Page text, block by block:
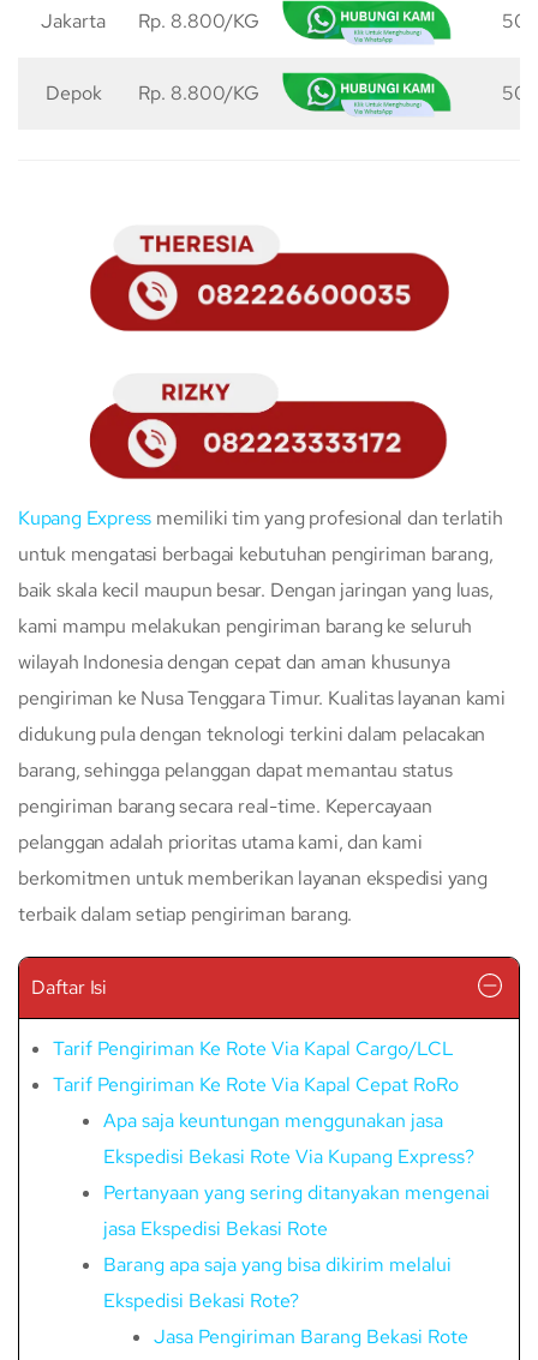
Jakarta Rp. 8.800/KG 50
Depok Rp. 8.800/KG 50
Kupang Express memiliki tim yang profesional dan terlatih
untuk mengatasi berbagai kebutuhan pengiriman barang,
baik skala kecil maupun besar. Dengan jaringan yang luas,
kami mampu melakukan pengiriman barang ke seluruh
wilayah Indonesia dengan cepat dan aman khusunya
pengiriman ke Nusa Tenggara Timur. Kualitas layanan kami
didukung pula dengan teknologi terkini dalam pelacakan
barang, sehingga pelanggan dapat memantau status
pengiriman barang secara real-time. Kepercayaan
pelanggan adalah prioritas utama kami, dan kami
berkomitmen untuk memberikan layanan ekspedisi yang
terbaik dalam setiap pengiriman barang.
Daftar Isi
Tarif Pengiriman Ke Rote Via Kapal Cargo/LCL
Tarif Pengiriman Ke Rote Via Kapal Cepat RoRo
Apa saja keuntungan menggunakan jasa
Ekspedisi Bekasi Rote Via Kupang Express?
Pertanyaan yang sering ditanyakan mengenai
jasa Ekspedisi Bekasi Rote
Barang apa saja yang bisa dikirim melalui
Ekspedisi Bekasi Rote?
Jasa Pengiriman Barang Bekasi Rote